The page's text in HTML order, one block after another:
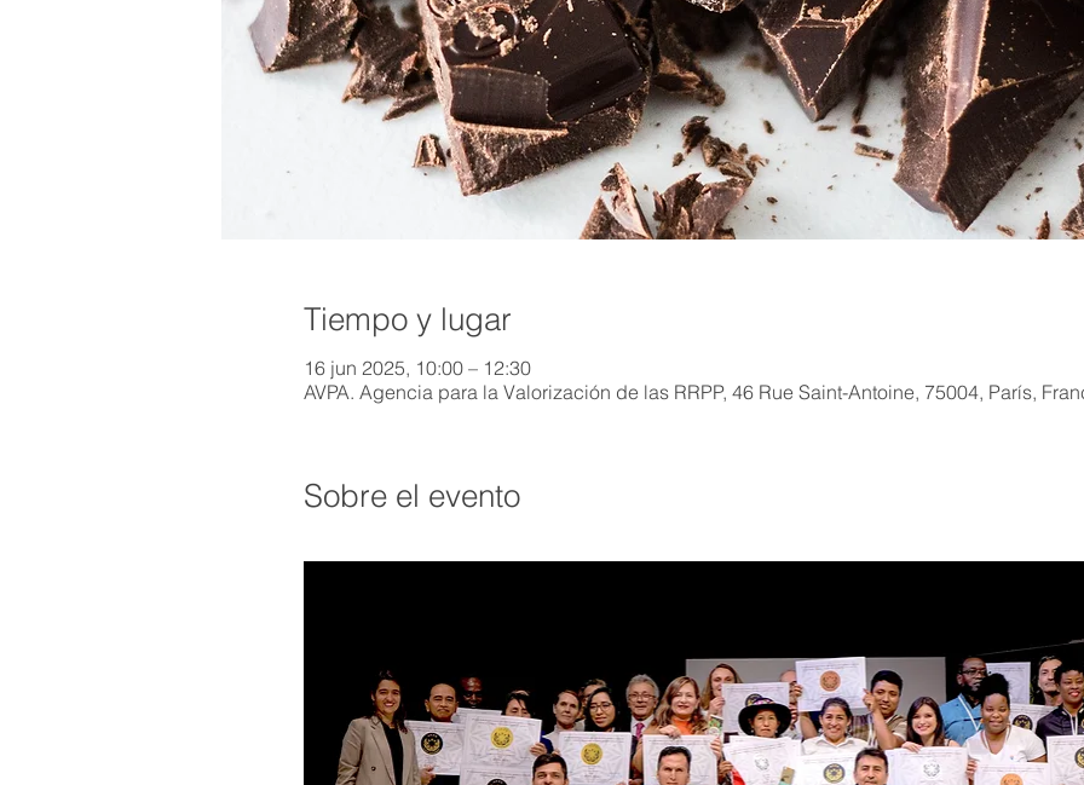
Tiempo y lugar
16 jun 2025, 10:00 – 12:30
AVPA. Agencia para la Valorización de las RRPP, 46 Rue Saint-Antoine, 75004, París,
Sobre el evento